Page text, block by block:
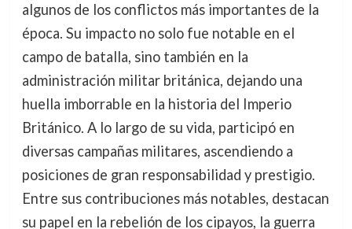
algunos de los conflictos más importantes de la
época. Su impacto no solo fue notable en el
campo de batalla, sino también en la
administración militar británica, dejando una
huella imborrable en la historia del Imperio
Británico. A lo largo de su vida, participó en
diversas campañas militares, ascendiendo a
posiciones de gran responsabilidad y prestigio.
Entre sus contribuciones más notables, destacan
su papel en la rebelión de los cipayos, la guerra